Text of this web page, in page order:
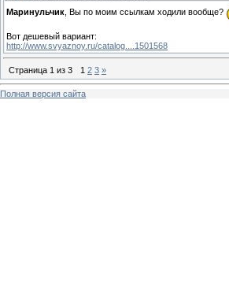
Маринульчик , Вы по моим ссылкам ходили вообще?
Вот дешевый вариант:
http://www.svyaznoy.ru/catalog....1501568
Страница 1 из 3 1 2 3 »
Полная версия сайта